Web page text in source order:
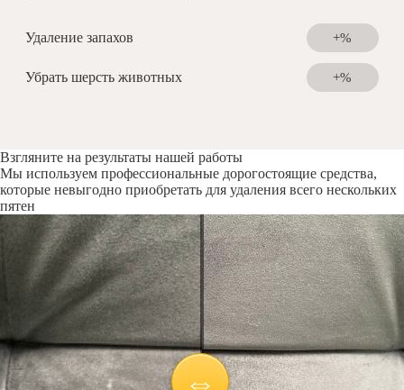
Удаление запахов +%
Убрать шерсть животных +%
Взгляните на результаты нашей работы
Мы используем профессиональные дорогостоящие средства,
которые невыгодно приобретать для удаления всего нескольких
пятен